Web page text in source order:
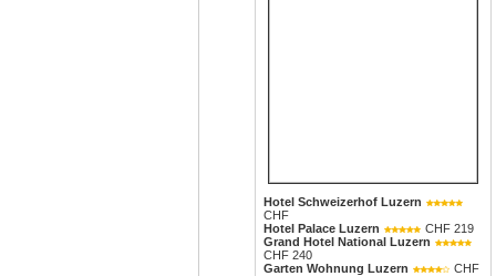
Hotel Schweizerhof Luzern
CHF
Hotel Palace Luzern
CHF 219
Grand Hotel National Luzern
CHF 240
Garten Wohnung Luzern
CHF